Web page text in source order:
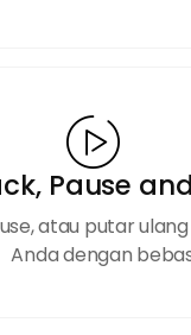
Pause
atau putar
Anda dengan